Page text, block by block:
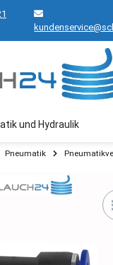
und Hydraulik
Pneumatik